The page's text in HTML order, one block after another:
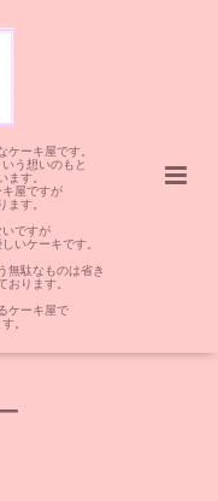
ケーキ屋です。
う想いのもと
ます。
屋ですが
ます。
いですが
いケーキです。
無駄なものは省き
おります。
ケーキ屋で
。